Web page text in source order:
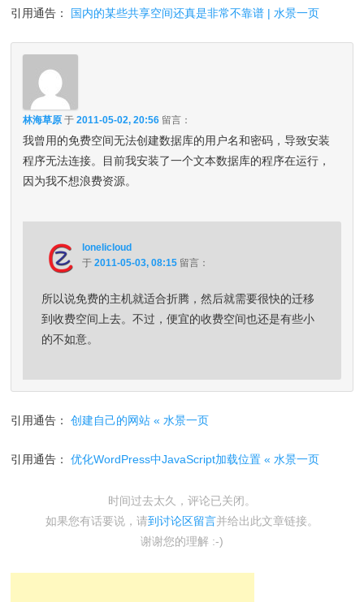
引用通告： 国内的某些共享空间还真是非常不靠谱 | 水景一页
林海草原 于2011-05-02, 20:56 留言：
我曾用的免费空间无法创建数据库的用户名和密码，导致安装
程序无法连接。目前我安装了一个文本数据库的程序在运行，
因为我不想浪费资源。
lonelicloud
于2011-05-03, 08:15 留言：
所以说免费的主机就适合折腾，然后就需要很快的迁移
到收费空间上去。不过，便宜的收费空间也还是有些小
的不如意。
引用通告：创建自己的网站 « 水景一页
引用通告：优化WordPress中JavaScript加载位置 « 水景一页
时间过去太久，评论已关闭。
如果您有话要说，请到讨论区留言并给出此文章链接。
谢谢您的理解 :-)